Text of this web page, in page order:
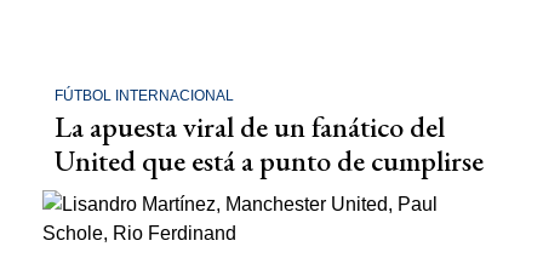
FÚTBOL INTERNACIONAL
La apuesta viral de un fanático del
United que está a punto de cumplirse